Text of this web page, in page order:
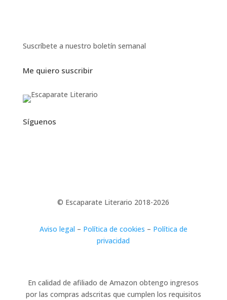
Suscríbete a nuestro boletín semanal
Me quiero suscribir
Síguenos
© Escaparate Literario 2018-2026
Aviso legal – Política de cookies – Política de
privacidad
En calidad de afiliado de Amazon obtengo ingresos
por las compras adscritas que cumplen los requisitos